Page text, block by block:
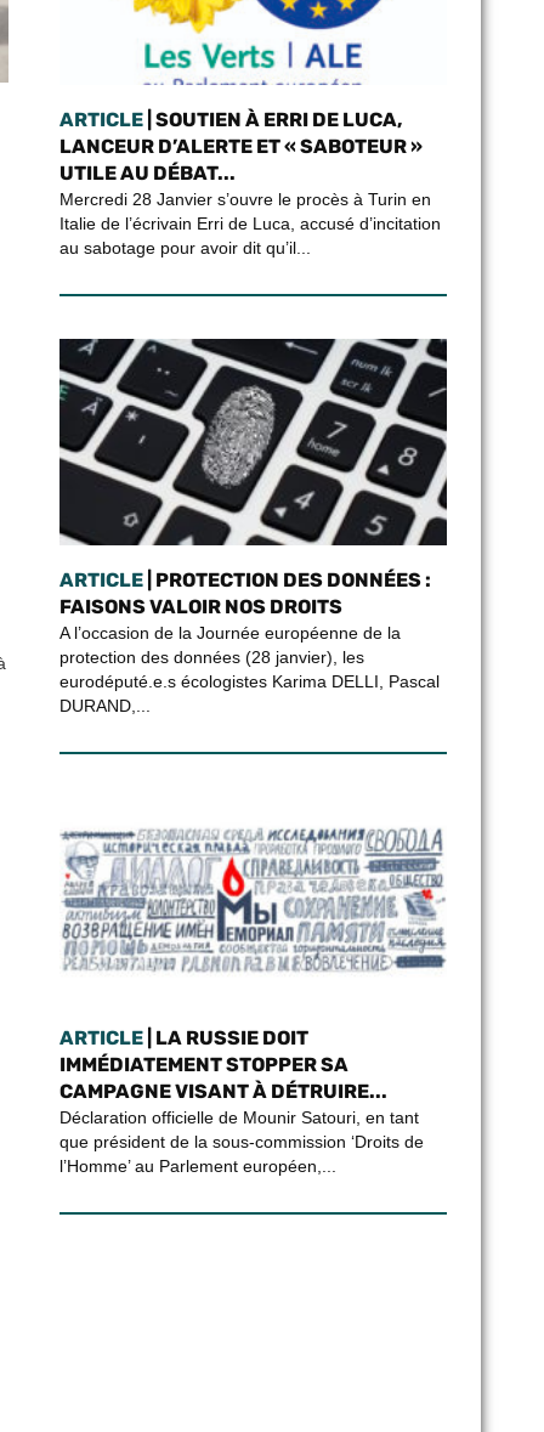
ARTICLE| SOUTIEN À ERRI DE LUCA,
LANCEUR D’ALERTE ET « SABOTEUR »
UTILE AU DÉBAT...
Mercredi 28 Janvier s’ouvre le procès à Turin en
Italie de l’écrivain Erri de Luca, accusé d’incitation
au sabotage pour avoir dit qu’il...
ARTICLE| PROTECTION DES DONNÉES :
FAISONS VALOIR NOS DROITS
A l’occasion de la Journée européenne de la
protection des données (28 janvier), les
eurodéputé.e.s écologistes Karima DELLI, Pascal
DURAND,...
ARTICLE| LA RUSSIE DOIT
IMMÉDIATEMENT STOPPER SA
CAMPAGNE VISANT À DÉTRUIRE...
Déclaration officielle de Mounir Satouri, en tant
que président de la sous-commission ‘Droits de
l’Homme’ au Parlement européen,...